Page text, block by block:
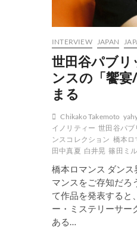
INTERVIEW JAPAN
世田谷パブ
ンスの「饗宴
まる
Chikako Takemoto
イノリティー 世田谷パブ
ンスコレクション 橋本ロ
田中真夏 白井晃 篠田ミル
橋本ロマンス ダン
マンスをご存知だろ
て作品を発表すると
ー・ミステリーサー
ある…